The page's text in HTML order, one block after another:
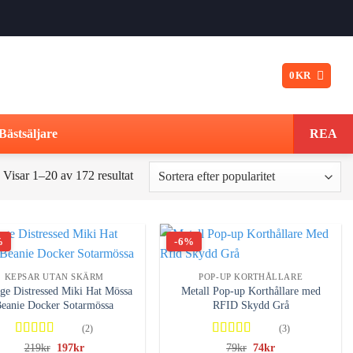
0KR
REA
Visar 1–20 av 172 resultatSortera
efter
KEPSAR UTAN SKÄRM
Distressed Miki Hat Mössa
Docker Sotarmössa
Betygsatt
(2)
219kr Det
197krDet
-6%
POP-UP KORTHÅLLARE
Metall Pop-up Korthållare med
RFID Skydd Grå
Betygsatt
(3)
79kr Det
74krDet